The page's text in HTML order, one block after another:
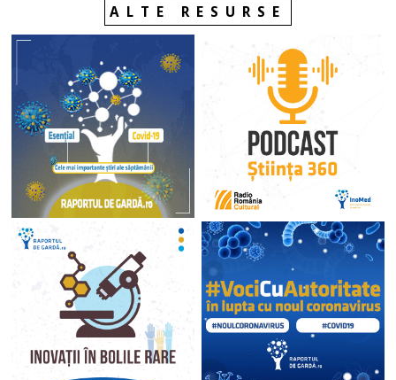
ALTE RESURSE